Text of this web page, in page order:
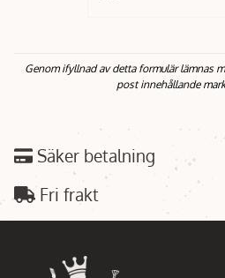
Genom ifyllnad av detta formulär lämnas
post innehållande
Säker betalning
Fri frakt